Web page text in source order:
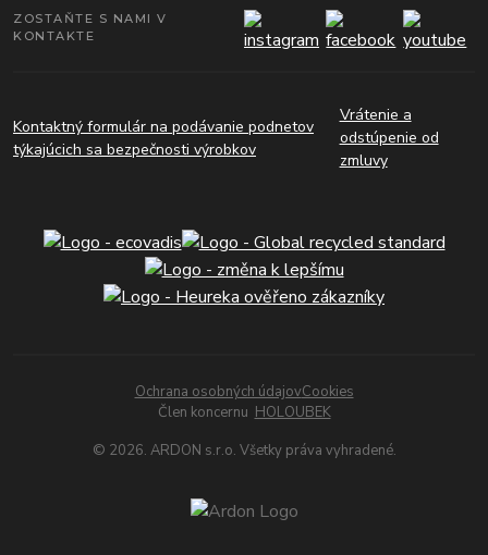
ZOSTAŇTE S NAMI V
KONTAKTE
Kontaktný formulár na podávanie podnetov
týkajúcich sa bezpečnosti výrobkov
Vrátenie a
odstúpenie od
zmluvy
Ochrana osobných údajovCookies
Člen koncernu HOLOUBEK
© 2026. ARDON s.r.o. Všetky práva vyhradené.